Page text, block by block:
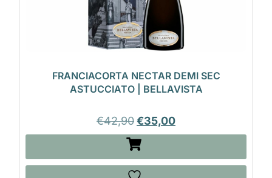
FRANCIACORTA NECTAR DEMI SEC
ASTUCCIATO | BELLAVISTA
€42,90€35,00